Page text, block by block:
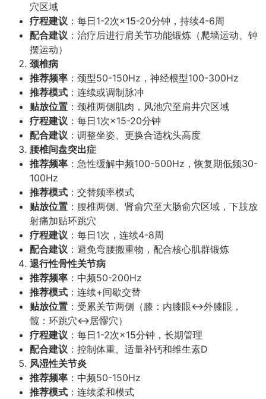
穴区域
疗程建议 ：每日1-2次×15-20分钟，持续4-6周
配合建议 ：治疗后进行肩关节功能锻炼（爬墙运动、钟
摆运动）
颈椎病
推荐频率 ：颈型50-150Hz，神经根型100-300Hz
推荐模式 ：连续或调制脉冲
贴放位置 ：颈椎两侧肌肉，风池穴至肩井穴区域
疗程建议 ：每日1次×15-20分钟
配合建议 ：调整坐姿、更换合适枕头高度
腰椎间盘突出症
推荐频率 ：急性缓解中频100-500Hz，恢复期低频30-
100Hz
推荐模式 ：交替频率模式
贴放位置 ：腰椎两侧、肾俞穴至大肠俞穴区域，下肢放
射痛加贴环跳穴
疗程建议 ：每日1次，连续4-8周
配合建议 ：避免弯腰搬重物，配合核心肌群锻炼
退行性骨性关节病
推荐频率 ：中频50-200Hz
推荐模式 ：连续+间歇交替
贴放位置 ：受累关节两侧（膝：内膝眼↔外膝眼，
髋：环跳穴↔居髎穴）
疗程建议 ：每日1-2次×15分钟，长期管理
配合建议 ：控制体重、适量补钙和维生素D
风湿性关节炎
推荐频率 ：中频50-150Hz
推荐模式 ：连续柔和模式